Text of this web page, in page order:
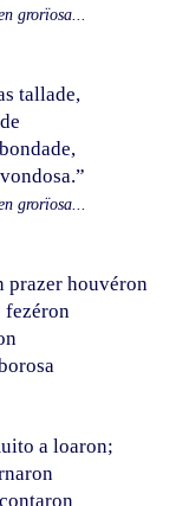
grorïosa...
tallade,
grorïosa...
prazer houvéron
fezéron
a loaron;